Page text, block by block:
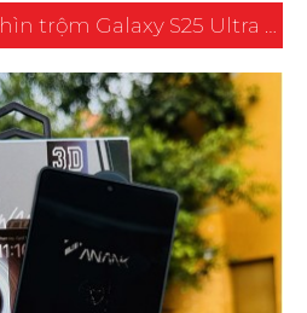
Cường lực chống nhìn trộm Galaxy S25 Ultra Anank